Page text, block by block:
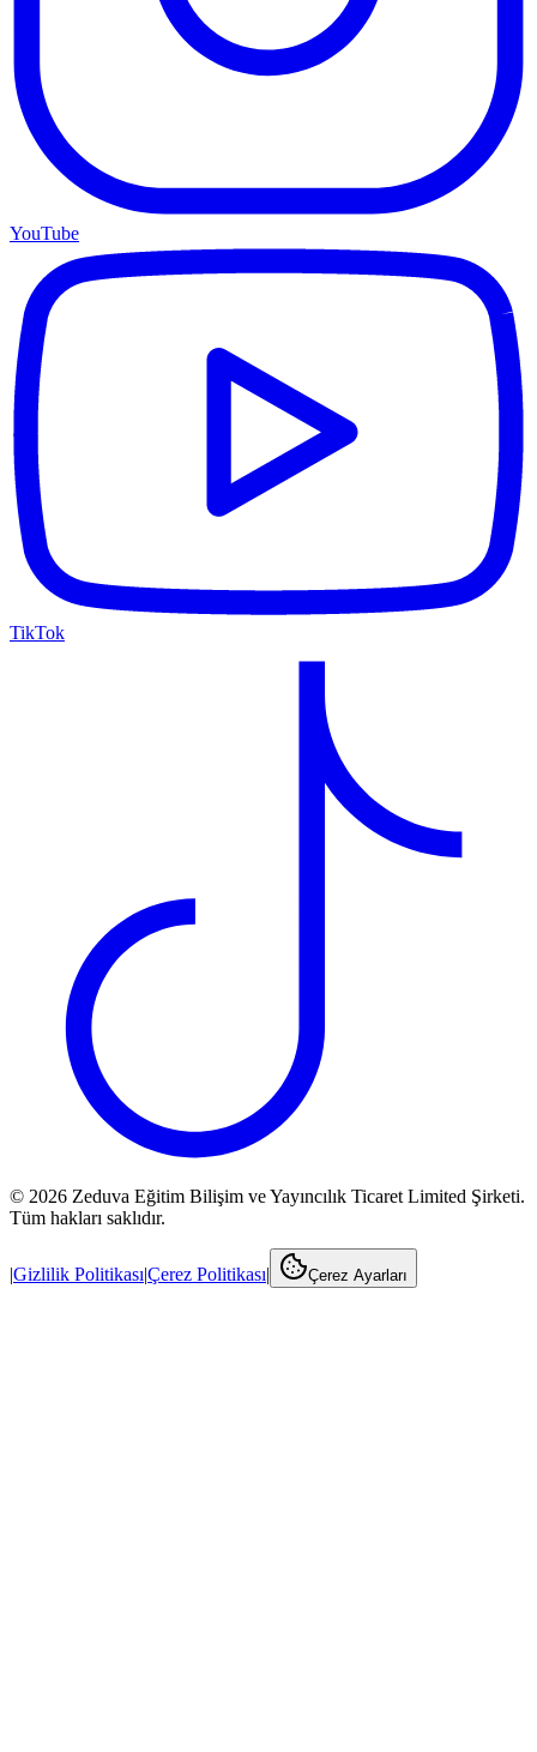
YouTube
TikTok
© 2026 Zeduva Eğitim Bilişim ve Yayıncılık Ticaret Limited Şirketi.
Tüm hakları saklıdır.
|Gizlilik Politikası|Çerez Politikası| Çerez Ayarları